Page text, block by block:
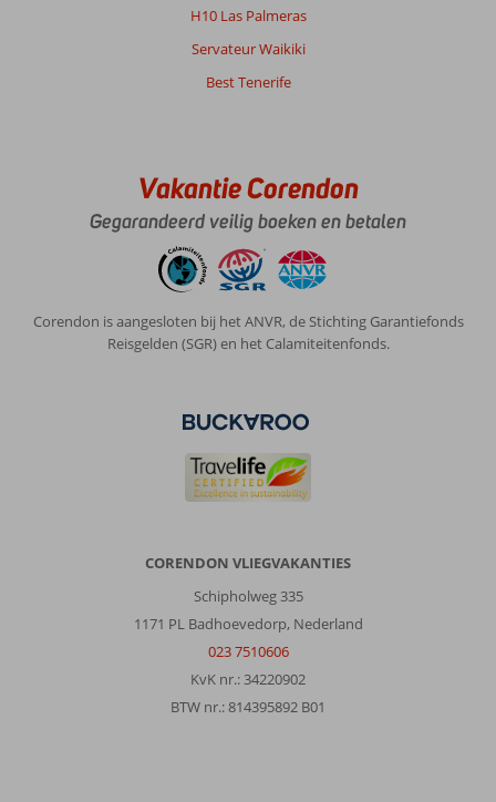
H10 Las Palmeras
Servateur Waikiki
Best Tenerife
Vakantie Corendon
Gegarandeerd veilig boeken en betalen
Corendon is aangesloten bij het ANVR, de Stichting Garantiefonds
Reisgelden (SGR) en het Calamiteitenfonds.
CORENDON VLIEGVAKANTIES
Schipholweg 335
1171 PL Badhoevedorp, Nederland
023 7510606
KvK nr.: 34220902
BTW nr.: 814395892 B01